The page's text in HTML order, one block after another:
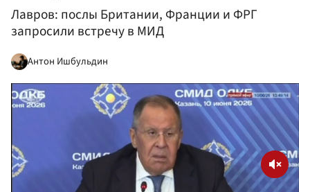
Лавров: послы Британии, Франции и ФРГ
запросили встречу в МИД
Антон Ишбульдин